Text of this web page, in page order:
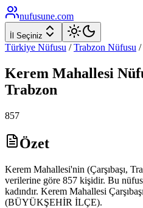
nufusune.com
İl Seçiniz
Türkiye Nüfusu / Trabzon Nüfusu /
Kerem Mahallesi
Trabzon
857
Özet
Kerem Mahallesi'nin (Çarşıbaşı,
verilerine göre 857 kişidir. Bu
kadındır. Kerem Mahallesi
(BÜYÜKŞEHİR İLÇE).